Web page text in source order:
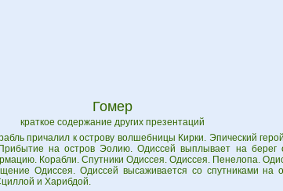
Гомер
краткое содержание других презентаций
причалил к острову волшебницы Кирки. Эпический
на остров Эолию. Одиссей выплывает на берег
Корабли. Спутники Одиссея. Одиссея. Пенелопа.
Одиссея. Одиссей высаживается со спутниками на
и Харибдой.